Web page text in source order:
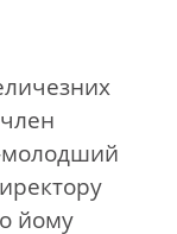
молодший
йому